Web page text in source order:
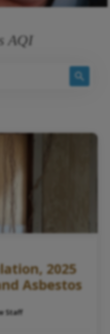
AQI
2025
Asbestos
Staff